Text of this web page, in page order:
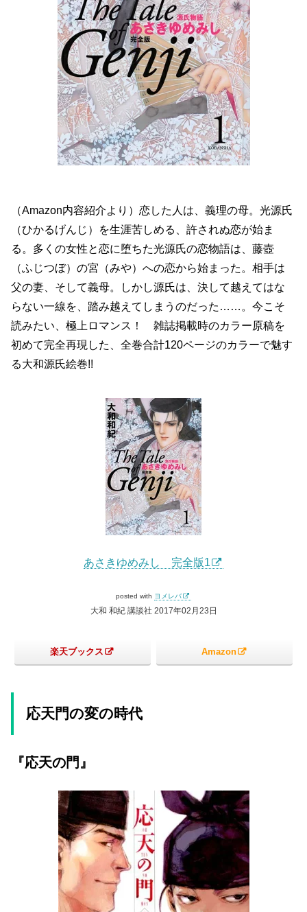
（Amazon内容紹介より）恋した人は、義理の母。光源氏
（ひかるげんじ）を生涯苦しめる、許されぬ恋が始ま
る。多くの女性と恋に堕ちた光源氏の恋物語は、藤壺
（ふじつぼ）の宮（みや）への恋から始まった。相手は
父の妻、そして義母。しかし源氏は、決して越えてはな
らない一線を、踏み越えてしまうのだった……。今こそ
読みたい、極上ロマンス！ 雑誌掲載時のカラー原稿を
初めて完全再現した、全巻合計120ページのカラーで魅す
る大和源氏絵巻!!
あさきゆめみし 完全版1
posted with ヨメレバ
大和 和紀 講談社 2017年02月23日
楽天ブックス Amazon
応天門の変の時代
『応天の門』